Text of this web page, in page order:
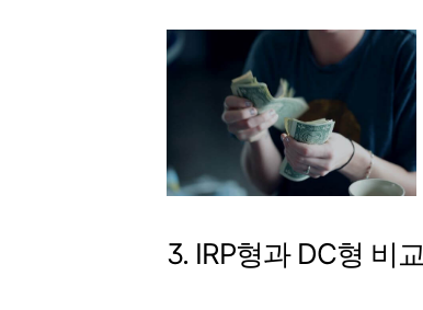
3. IRP형과 DC형 비교